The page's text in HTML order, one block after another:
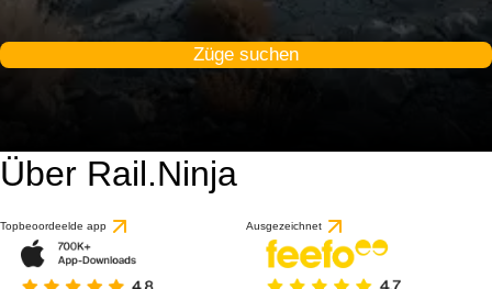
Züge suchen
Über Rail.Ninja
Topbeoordeelde app Ausgezeichnet